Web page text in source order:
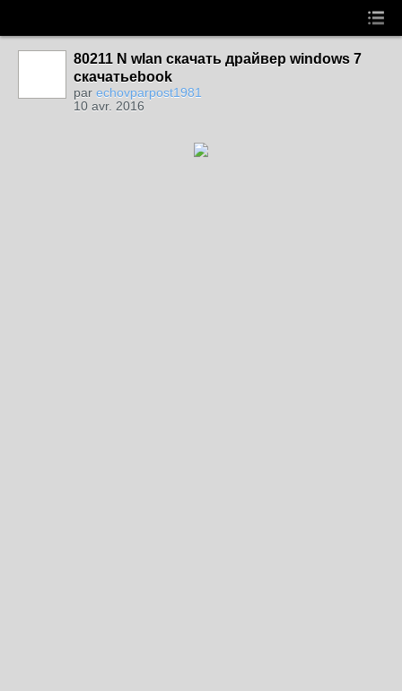
80211 N wlan скачать драйвер windows 7
скачатьebook
par echovparpost1981
10 avr. 2016